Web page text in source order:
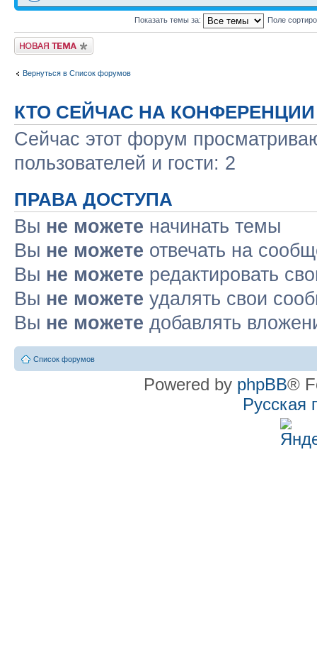
Показать темы за: Поле
Новая тема
Вернуться в Список форумов
КТО СЕЙЧАС НА КОНФЕРЕНЦИИ
Сейчас этот форум
пользователей и гости: 2
ПРАВА ДОСТУПА
Вы не можете начинать темы
Вы не можете отвечать на
Вы не можете редактировать
Вы не можете удалять свои
Вы не можете добавлять
Список форумов
Powered by phpBB®
Русская